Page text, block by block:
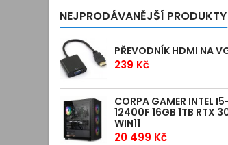
NEJPRODÁVANĚJŠÍ PRODUKTY
PŘEVODNÍK HDMI NA
239 Kč
CORPA GAMER INTEL
12400F 16GB 1TB RTX
WIN11
20 499 Kč